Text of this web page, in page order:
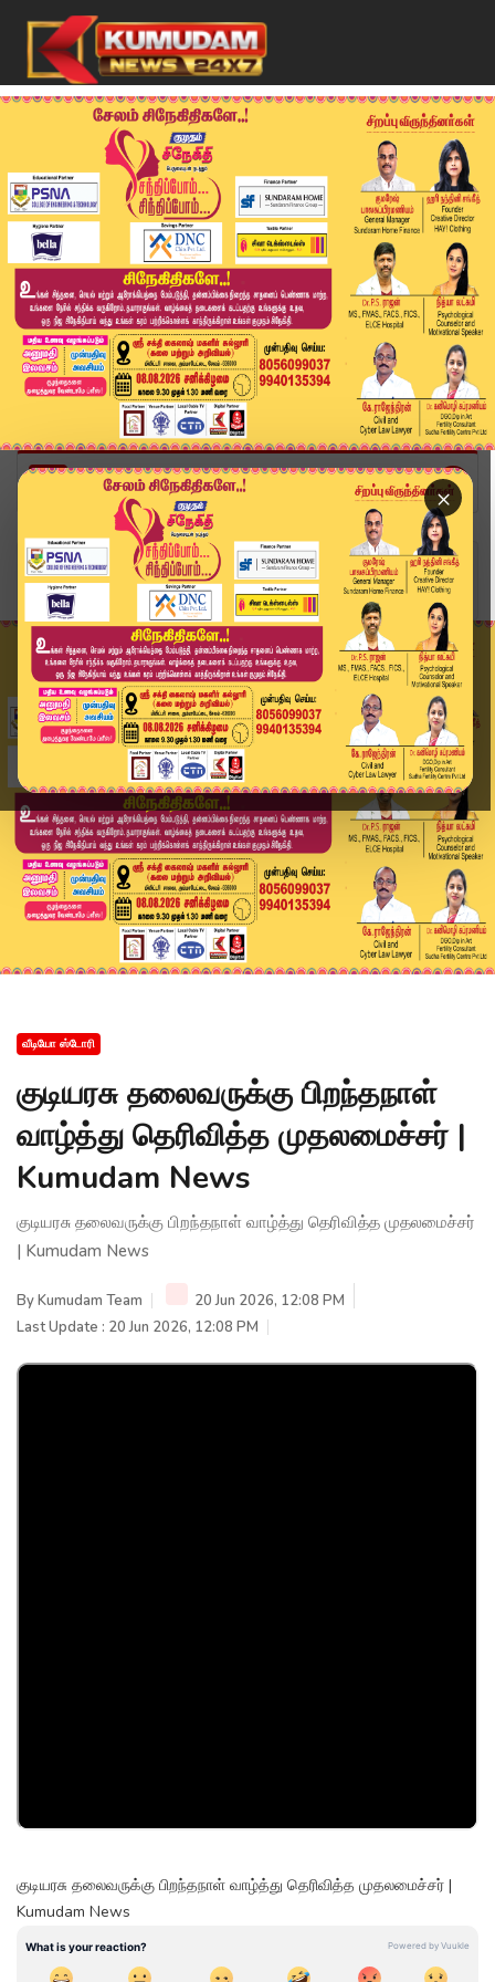
×
Home
வீடியோ ஸ்டோரி
குடியரசு தலைவருக்கு பிறந்தநாள் வாழ்த்து தெரிவித...
வீடியோ ஸ்டோரி
குடியரசு தலைவருக்கு பிறந்தநாள்
வாழ்த்து தெரிவித்த முதலமைச்சர் |
Kumudam News
குடியரசு தலைவருக்கு பிறந்தநாள் வாழ்த்து தெரிவித்த முதலமைச்சர்
| Kumudam News
ByKumudam Team
20 Jun 2026, 12:08 PM
Last Update : 20 Jun 2026, 12:08 PM
குடியரசு தலைவருக்கு பிறந்தநாள் வாழ்த்து தெரிவித்த முதலமைச்சர் |
Kumudam News